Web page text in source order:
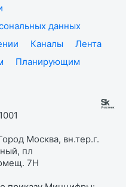
данных
Каналы
Лента
Планирующим
Москва, вн.тер.г.
пл
7Н